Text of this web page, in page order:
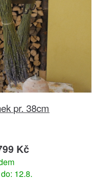
pr. 38cm
Kč
12.8.